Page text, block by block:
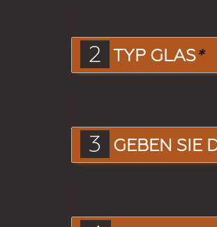
2 TYP GLAS*
3 GEBEN SIE